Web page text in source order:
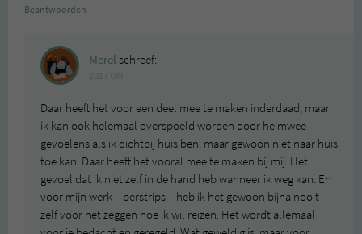
Beantwoorden
Merel schreef:
Daar heeft het voor een deel mee te maken inderdaad, maar
ik kan ook helemaal overspoeld worden door heimwee
gevoelens als ik dichtbij huis ben, maar gewoon niet naar huis
toe kan. Daar heeft het vooral mee te maken bij mij. Het
gevoel dat ik niet zelf in de hand heb wanneer ik weg kan. En
voor mijn werk – perstrips – heb ik het gewoon bijna nooit
zelf voor het zeggen hoe ik wil reizen. Het wordt allemaal